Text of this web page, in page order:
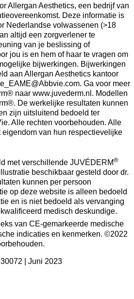
Allergan Aesthetics, een bedrijf van
Deze informatie is
Nederlandse volwassenen (>18
altijd een zorgverlener te
van je beslissing of
jou is en hem of haar te vragen om
bijwerkingen. Bijwerkingen
aan Allergan Aesthetics kantoor
Ga voor meer
naar www.juvederm.nl. Modellen
De werkelijke resultaten kunnen
zijn uitsluitend bedoeld ter
Alle rechten voorbehouden. Alle
eigendom van hun respectievelijke
met verschillende JUVÉDERM®
beschikbaar gesteld door dr.
kunnen per persoon
op deze website is alleen bedoeld
en is niet bedoeld als vervanging
medisch deskundige.
van CE-gemarkeerde medische
indicaties en kenmerken. ©2022
| Juni 2023